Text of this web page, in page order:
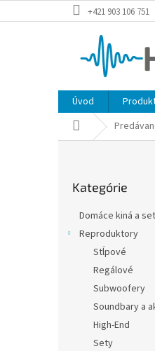
na
+421 903 106 751
Úvod
Domov
kategórie
Kategórie
Domáce kiná a
Reproduktory
Stĺpové
Regálové
Subwoofery
Soundbary a
High-End
Sety